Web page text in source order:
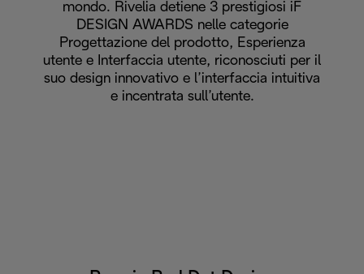
mondo. Rivelia detiene 3 prestigiosi iF
DESIGN AWARDS nelle categorie
Progettazione del prodotto, Esperienza
utente e Interfaccia utente, riconosciuti per il
suo design innovativo e l’interfaccia intuitiva
e incentrata sull’utente.